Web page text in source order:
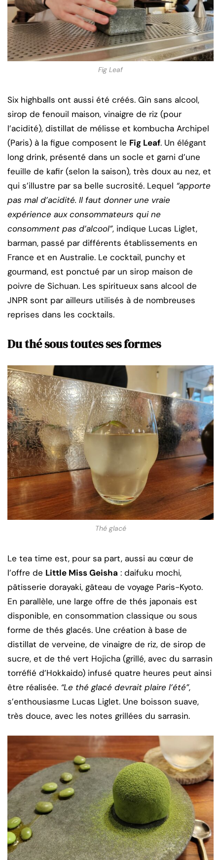
Fig Leaf
Six highballs ont aussi été créés. Gin sans alcool,
sirop de fenouil maison, vinaigre de riz (pour
l’acidité), distillat de mélisse et kombucha Archipel
(Paris) à la figue composent le Fig Leaf. Un élégant
long drink, présenté dans un socle et garni d’une
feuille de kafir (selon la saison), très doux au nez, et
qui s’illustre par sa belle sucrosité. Lequel “apporte
pas mal d’acidité. Il faut donner une vraie
expérience aux consommateurs qui ne
consomment pas d’alcool”, indique Lucas Liglet,
barman, passé par différents établissements en
France et en Australie. Le cocktail, punchy et
gourmand, est ponctué par un sirop maison de
poivre de Sichuan. Les spiritueux sans alcool de
JNPR sont par ailleurs utilisés à de nombreuses
reprises dans les cocktails.
Du thé sous toutes ses formes
Thé glacé
Le tea time est, pour sa part, aussi au cœur de
l’offre de Little Miss Geisha : daifuku mochi,
pâtisserie dorayaki, gâteau de voyage Paris-Kyoto.
En parallèle, une large offre de thés japonais est
disponible, en consommation classique ou sous
forme de thés glacés. Une création à base de
distillat de verveine, de vinaigre de riz, de sirop de
sucre, et de thé vert Hojicha (grillé, avec du sarrasin
torréfié d’Hokkaido) infusé quatre heures peut ainsi
être réalisée. “Le thé glacé devrait plaire l’été”,
s’enthousiasme Lucas Liglet. Une boisson suave,
très douce, avec les notes grillées du sarrasin.